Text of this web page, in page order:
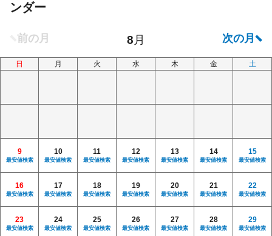
ンダー
日 月 火 水 木 金 土
9
最安値検索
10
最安値検索
11
最安値検索
12
最安値検索
13
最安値検索
14
最安値検索
15
最安値検索
16
最安値検索
17
最安値検索
18
最安値検索
19
最安値検索
20
最安値検索
21
最安値検索
22
最安値検索
23
最安値検索
24
最安値検索
25
最安値検索
26
最安値検索
27
最安値検索
28
最安値検索
29
最安値検索